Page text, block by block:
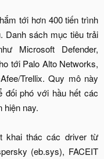
tới hơn 400 tiến trình
Danh sách mục tiêu trải
Microsoft Defender,
tới Palo Alto Networks,
Trellix. Quy mô này
đối phó với hầu hết các
hiện nay.
khai thác các driver từ
(eb.sys), FACEIT